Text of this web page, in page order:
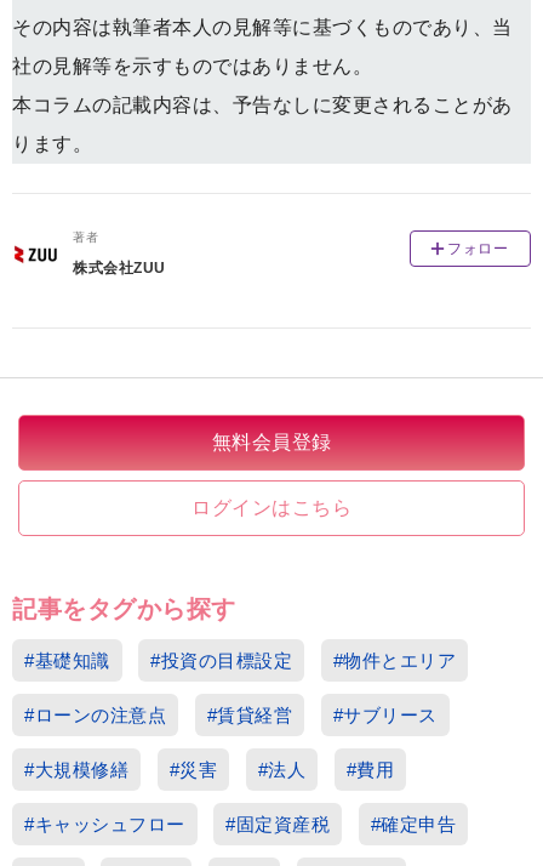
その内容は執筆者本人の見解等に基づくものであり、当
社の見解等を示すものではありません。
本コラムの記載内容は、予告なしに変更されることがあ
ります。
著者
株式会社ZUU
フォロー
無料会員登録
ログインはこちら
記事をタグから探す
#基礎知識 #投資の目標設定 #物件とエリア
#ローンの注意点 #賃貸経営 #サブリース
#大規模修繕 #災害 #法人 #費用
#キャッシュフロー #固定資産税 #確定申告